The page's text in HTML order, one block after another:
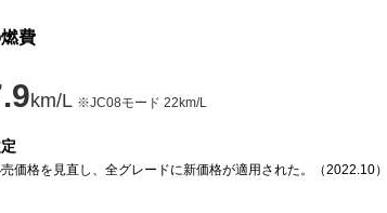
費
km/L ※JC08モード 22km/L
価格を見直し、全グレードに新価格が適用された。（2022.10）